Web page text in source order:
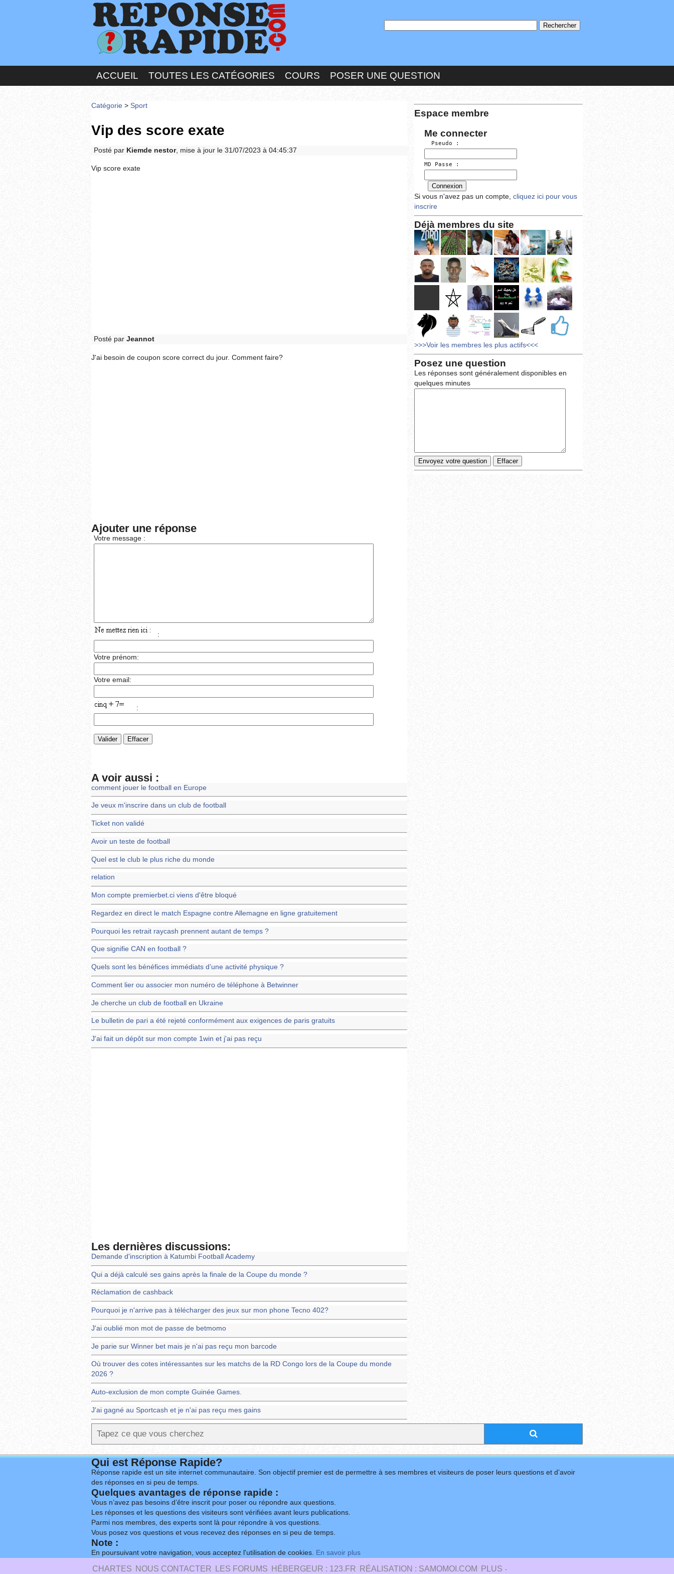
ACCUEIL TOUTES LES CATÉGORIES COURS POSER UNE QUESTION
Catégorie > Sport
Vip des score exate
Posté par Kiemde nestor, mise à jour le 31/07/2023 à 04:45:37
Vip score exate
Posté par Jeannot
J'ai besoin de coupon score correct du jour. Comment faire?
Ajouter une réponse
Votre message :
:
Votre prénom:
Votre email:
:
A voir aussi :
comment jouer le football en Europe
Je veux m'inscrire dans un club de football
Ticket non validé
Avoir un teste de football
Quel est le club le plus riche du monde
relation
Mon compte premierbet.ci viens d'être bloqué
Regardez en direct le match Espagne contre Allemagne en ligne gratuitement
Pourquoi les retrait raycash prennent autant de temps ?
Que signifie CAN en football ?
Quels sont les bénéfices immédiats d’une activité physique ?
Comment lier ou associer mon numéro de téléphone à Betwinner
Je cherche un club de football en Ukraine
Le bulletin de pari a été rejeté conformément aux exigences de paris gratuits
J'ai fait un dépôt sur mon compte 1win et j'ai pas reçu
Les dernières discussions:
Demande d'inscription à Katumbi Football Academy
Qui a déjà calculé ses gains après la finale de la Coupe du monde ?
Réclamation de cashback
Pourquoi je n'arrive pas à télécharger des jeux sur mon phone Tecno 402?
J'ai oublié mon mot de passe de betmomo
Je parie sur Winner bet mais je n'ai pas reçu mon barcode
Où trouver des cotes intéressantes sur les matchs de la RD Congo lors de la Coupe du monde
2026 ?
Auto-exclusion de mon compte Guinée Games.
J'ai gagné au Sportcash et je n'ai pas reçu mes gains
Espace membre
Me connecter
  Pseudo :
MD Passe :
Si vous n'avez pas un compte, cliquez ici pour vous
inscrire
Déjà membres du site
>>>Voir les membres les plus actifs<<<
Posez une question
Les réponses sont généralement disponibles en
quelques minutes
Qui est Réponse Rapide?
Réponse rapide est un site internet communautaire. Son objectif premier est de permettre à ses membres et visiteurs de poser leurs questions et d’avoir
des réponses en si peu de temps.
Quelques avantages de réponse rapide :
Vous n’avez pas besoins d’être inscrit pour poser ou répondre aux questions.
Les réponses et les questions des visiteurs sont vérifiées avant leurs publications.
Parmi nos membres, des experts sont là pour répondre à vos questions.
Vous posez vos questions et vous recevez des réponses en si peu de temps.
Note :
En poursuivant votre navigation, vous acceptez l'utilisation de cookies. En savoir plus
CHARTES NOUS CONTACTER LES FORUMS HÉBERGEUR : 123.FR RÉALISATION : SAMOMOI.COM PLUS